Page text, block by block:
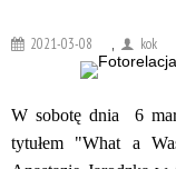
2021-03-08 kok
W sobotę dnia 6
tytułem "What a